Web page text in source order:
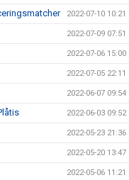
2022-07-10 10:21
2022-07-09 07:51
2022-07-06 15:00
2022-07-05 22:11
2022-06-07 09:54
2022-06-03 09:52
2022-05-23 21:36
2022-05-20 13:47
2022-05-06 11:21